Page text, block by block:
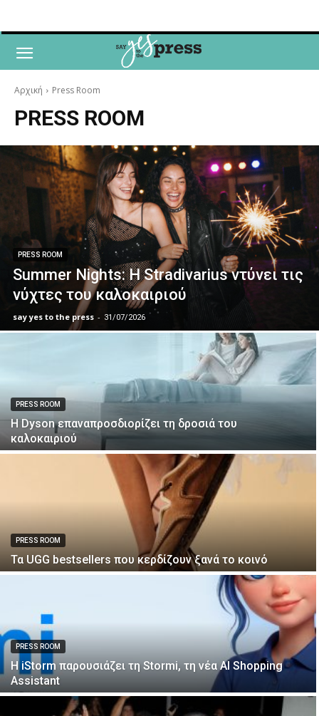
Αρχική Press Room
PRESS ROOM
PRESS ROOM
Summer Nights: Η Stradivarius ντύνει τις
νύχτες του καλοκαιριού
say yes to the press - 31/07/2026
PRESS ROOM
Η Dyson επαναπροσδιορίζει τη δροσιά του
καλοκαιριού
PRESS ROOM
Τα UGG bestsellers που κερδίζουν ξανά το κοινό
PRESS ROOM
Η iStorm παρουσιάζει τη Stormi, τη νέα AI Shopping
Assistant